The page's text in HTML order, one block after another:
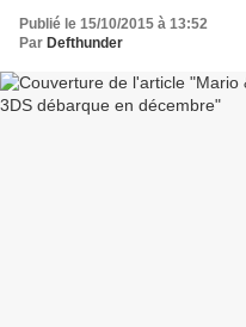
Publié le 15/10/2015 à 13:52
Par Defthunder